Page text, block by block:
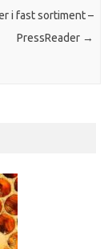
i fast sortiment –
PressReader →